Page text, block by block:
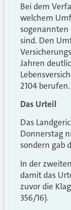
Bei dem
welchem
sind. Den
Jahren
2104 berufen.
Das Urteil
Das
Donnerstag
sondern gab
In der
damit das
zuvor die
356/16).